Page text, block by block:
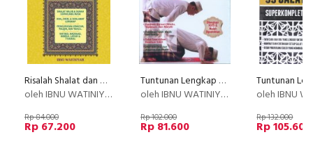
Risalah Shalat dan Majmu Syarir Superlengkap
oleh IBNU WATINIYAH
Rp 84.000
Rp 67.200
Tuntunan Lengkap Salat. Doa dan Zikir
oleh IBNU WATINIYAH
Rp 102.000
Rp 81.600
oleh IBNU
Rp 132.000
Rp 105.600